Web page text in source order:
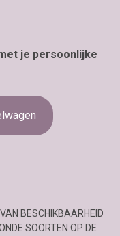
je persoonlijke
BESCHIKBAARHEID
SOORTEN OP DE